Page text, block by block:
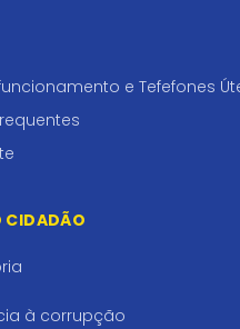
e Tefefones
CIDADÃO
à corrupção